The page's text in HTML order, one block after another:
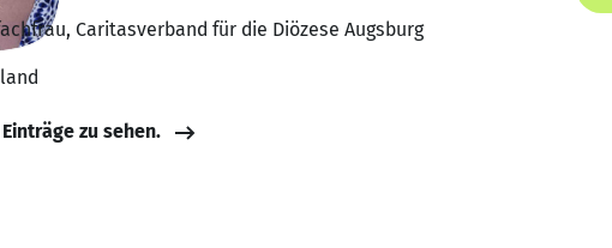
Caritasverband für die Diözese Augsburg
zu sehen.